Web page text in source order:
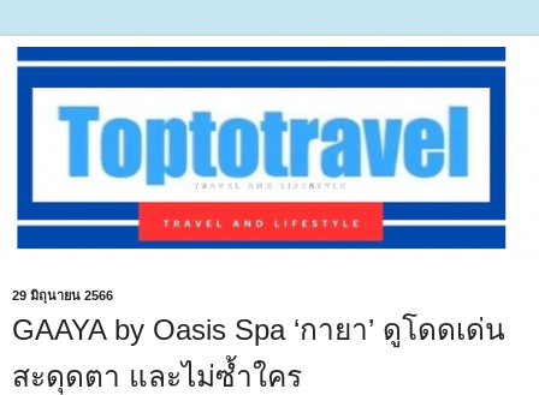
29 มิถุนายน 2566
GAAYA by Oasis Spa ‘กายา’ ดูโดดเด่น
สะดุดตา และไม่ซ้ำใคร